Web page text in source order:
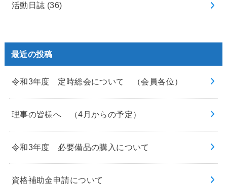
活動日誌 (36)
最近の投稿
令和3年度 定時総会について （会員各位）
理事の皆様へ （4月からの予定）
令和3年度 必要備品の購入について
資格補助金申請について